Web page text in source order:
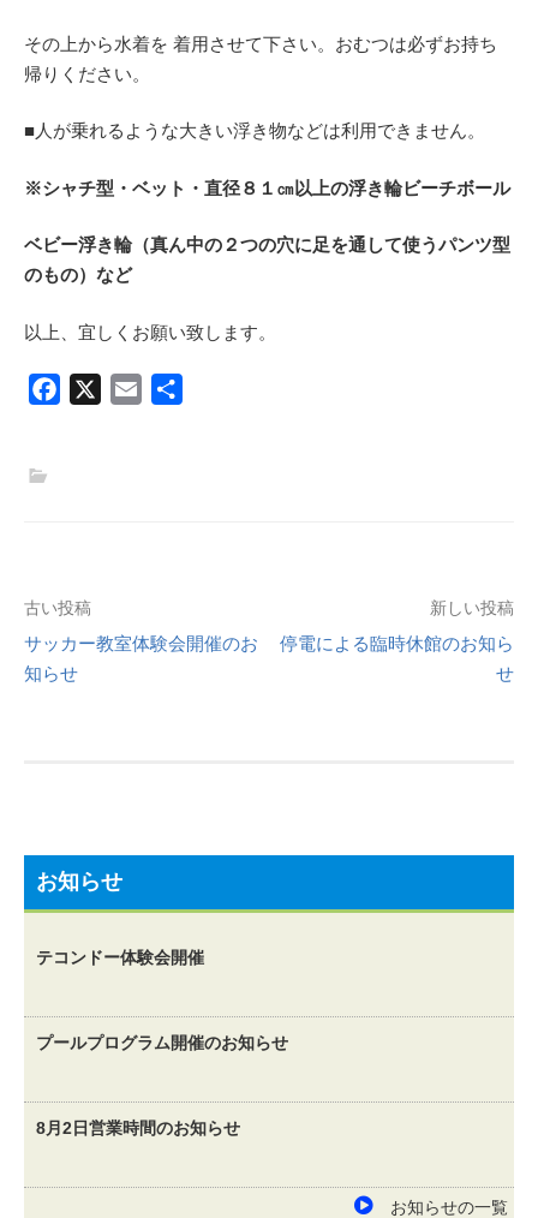
その上から水着を 着用させて下さい。おむつは必ずお持ち
帰りください。
■人が乗れるような大きい浮き物などは利用できません。
※シャチ型・ベット・直径８１㎝以上の浮き輪ビーチボール
ベビー浮き輪（真ん中の２つの穴に足を通して使うパンツ型
のもの）など
以上、宜しくお願い致します。
k
投
稿
ゲ
ー
シ
ョ
ン
古い投稿
サッカー教室体験会開催のお
知らせ
新しい投稿
停電による臨時休館のお知ら
せ
お知らせ
テコンドー体験会開催
プールプログラム開催のお知らせ
8月2日営業時間のお知らせ
お知らせの一覧